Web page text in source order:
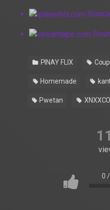
PINAY FLIX
Homemade
Pwetan
0 /